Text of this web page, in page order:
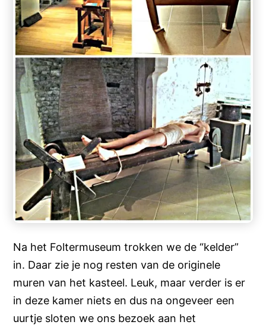
Na het Foltermuseum trokken we de “kelder”
in. Daar zie je nog resten van de originele
muren van het kasteel. Leuk, maar verder is er
in deze kamer niets en dus na ongeveer een
uurtje sloten we ons bezoek aan het